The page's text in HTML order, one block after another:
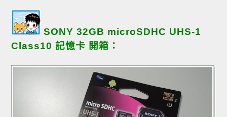
SONY 32GB microSDHC UHS-1
Class10 記憶卡 開箱：